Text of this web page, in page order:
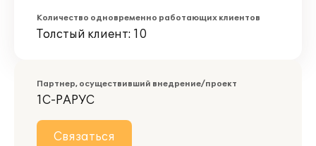
Количество одновременно работающих клиентов
Толстый клиент: 10
Партнер, осуществивший внедрение/проект
1С-РАРУС
Связаться